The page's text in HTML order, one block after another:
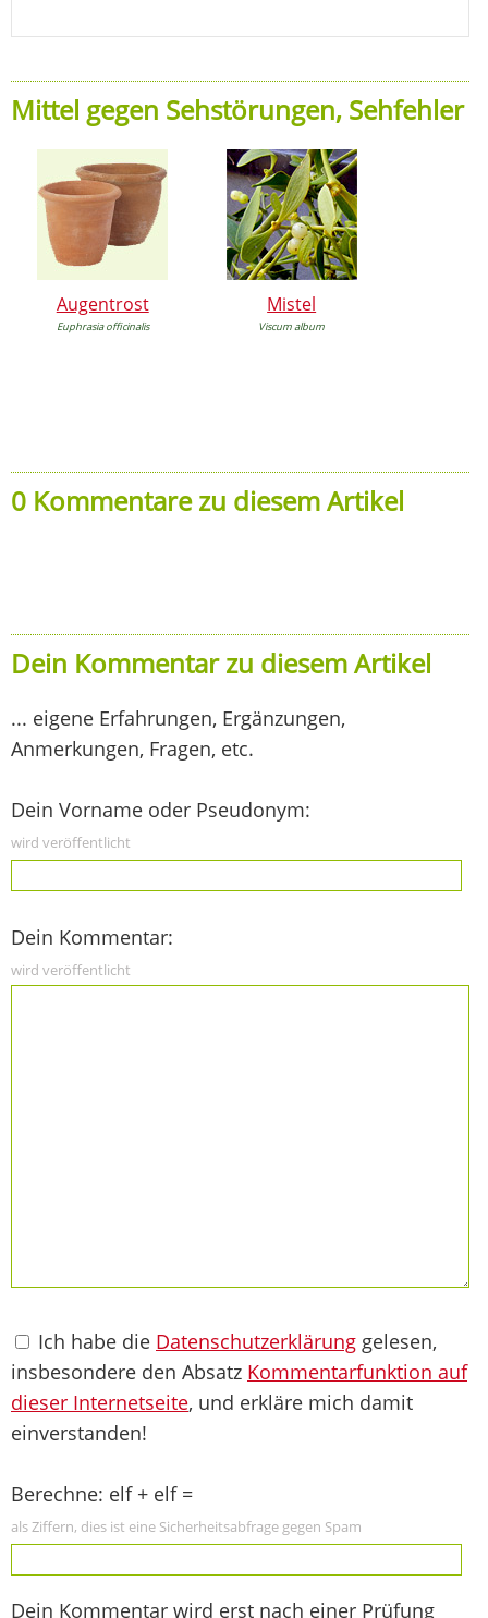
Mittel gegen Sehstörungen, Sehfehler
Augentrost
Euphrasia officinalis
Mistel
Viscum album
0 Kommentare zu diesem Artikel
Dein Kommentar zu diesem Artikel
... eigene Erfahrungen, Ergänzungen,
Anmerkungen, Fragen, etc.
Dein Vorname oder Pseudonym:
wird veröffentlicht
Dein Kommentar:
wird veröffentlicht
Ich habe die Datenschutzerklärung gelesen,
insbesondere den Absatz Kommentarfunktion auf
dieser Internetseite, und erkläre mich damit
einverstanden!
Berechne: elf + elf =
als Ziffern, dies ist eine Sicherheitsabfrage gegen Spam
Dein Kommentar wird erst nach einer Prüfung